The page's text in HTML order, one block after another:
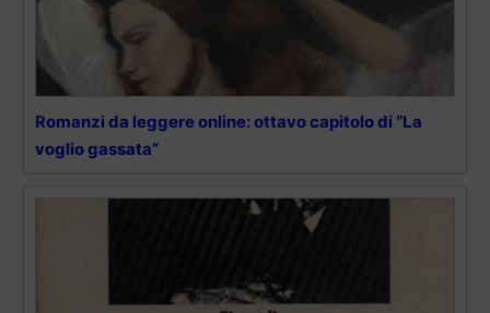
Romanzi da leggere online: ottavo capitolo di “La
voglio gassata”